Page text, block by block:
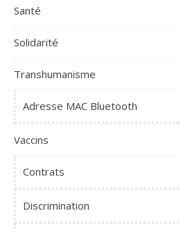
Santé
Solidarité
Transhumanisme
Adresse MAC Bluetooth
Vaccins
Contrats
Discrimination